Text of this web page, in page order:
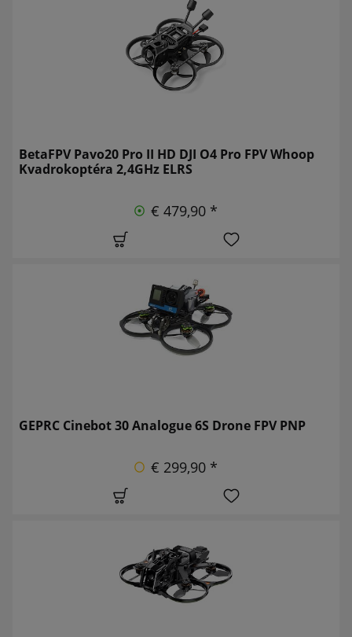
BetaFPV Pavo20 Pro II HD DJI O4 Pro FPV Whoop
Kvadrokoptéra 2,4GHz ELRS
€ 479,90 *
GEPRC Cinebot 30 Analogue 6S Drone FPV PNP
€ 299,90 *